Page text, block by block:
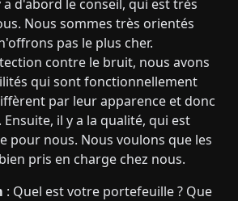
a d'abord le conseil, qui est très
Nous sommes très orientés
pas le plus cher.
contre le bruit, nous avons
qui sont fonctionnellement
par leur apparence et donc
il y a la qualité, qui est
pour nous. Nous voulons que les
pris en charge chez nous.
: Quel est votre portefeuille ? Que